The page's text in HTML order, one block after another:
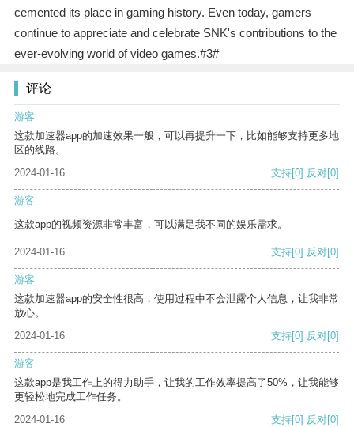
cemented its place in gaming history. Even today, gamers
continue to appreciate and celebrate SNK's contributions to the
ever-evolving world of video games.#3#
评论
游客
这款加速器app的加速效果一般，可以再提升一下，比如能够支持更多地
区的线路。
2024-01-16
支持[0] 反对[0]
游客
这款app的视频资源非常丰富，可以满足我不同的娱乐需求。
2024-01-16 支持[0] 反对[0]
游客
这款加速器app的安全性很高，使用过程中不会泄露个人信息，让我非常
放心。
2024-01-16
支持[0] 反对[0]
游客
这款app是我工作上的得力助手，让我的工作效率提高了50%，让我能够
更轻松地完成工作任务。
2024-01-16
支持[0] 反对[0]